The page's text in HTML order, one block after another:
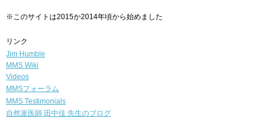
※このサイトは2015か2014年頃から始めました
リンク
Jim Humble
MMS Wiki
Videos
MMSフォーラム
MMS Testimonials
自然派医師 田中佳 先生のブログ